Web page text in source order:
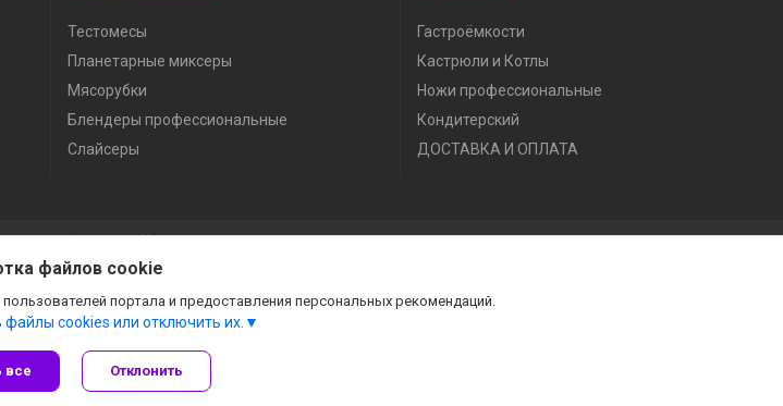
Тестомесы
Планетарные миксеры
Мясорубки
Блендеры профессиональные
Слайсеры
Гастроёмкости
Кастрюли и Котлы
Ножи профессиональные
Кондитерский
ДОСТАВКА И ОПЛАТА
на платформе Deal.by
файлов cookies
файлов cookie
портала и предоставления персональных рекомендаций.
cookies или отключить их.
все Отклонить
|
Пожаловаться на контент
Language ▼